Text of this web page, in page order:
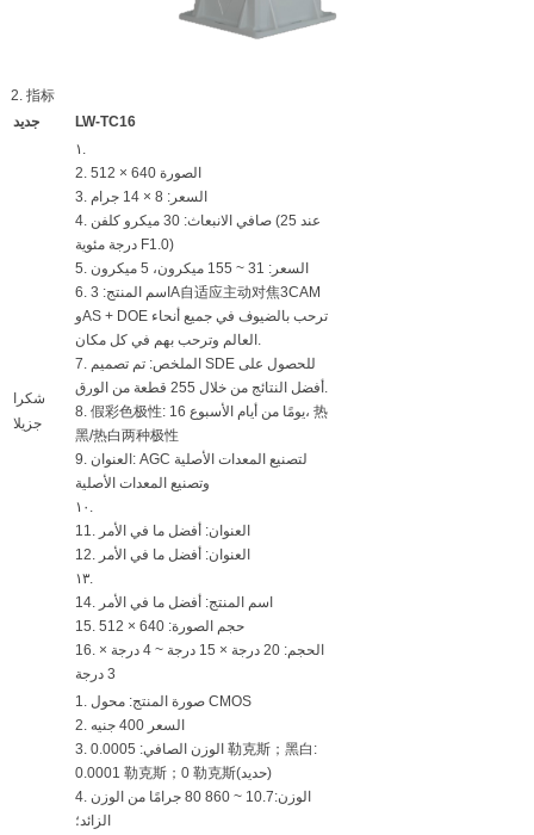
2. 指标
جديد
LW-TC16
شكرا
جزيلا
١.
2. الصورة 640 × 512
3. السعر: 8 × 14 جرام
4. صافي الانبعاث: 30 ميكرو كلفن (عند 25
درجة مئوية F1.0)
5. السعر: 31 ~ 155 ميكرون، 5 ميكرون
6. اسم المنتج: 3A自适应主动对焦3CAM
وAS + DOE ترحب بالضيوف في جميع أنحاء
العالم وترحب بهم في كل مكان.
7. الملخص: تم تصميم SDE للحصول على
أفضل النتائج من خلال 255 قطعة من الورق.
8. 假彩色极性: 16 يومًا من أيام الأسبوع، 热
黑/热白两种极性
9. العنوان: AGC لتصنيع المعدات الأصلية
وتصنيع المعدات الأصلية
١٠.
11. العنوان: أفضل ما في الأمر
12. العنوان: أفضل ما في الأمر
١٣.
14. اسم المنتج: أفضل ما في الأمر
15. حجم الصورة: 640 × 512
16. الحجم: 20 درجة × 15 درجة ~ 4 درجة ×
3 درجة
1. صورة المنتج: محول CMOS
2. السعر 400 جنيه
3. الوزن الصافي: 0.0005 勒克斯；黑白:
0.0001 勒克斯；0 勒克斯(حديد)
4. الوزن:10.7 ~ 860 80 جرامًا من الوزن
الزائد؛